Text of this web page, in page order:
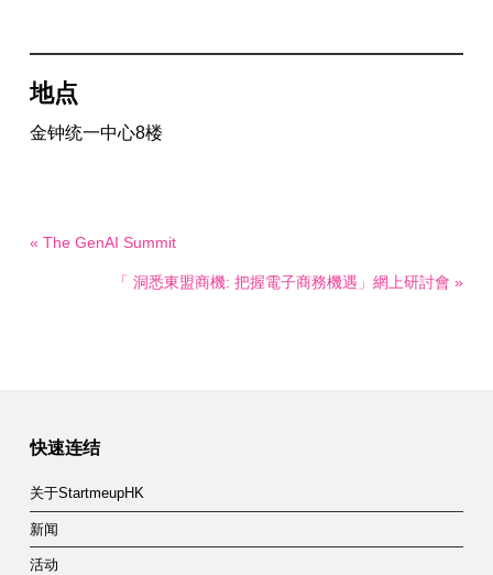
地点
金钟统一中心8楼
« The GenAI Summit
「 洞悉東盟商機: 把握電子商務機遇」網上研討會 »
快速连结
关于StartmeupHK
新闻
活动